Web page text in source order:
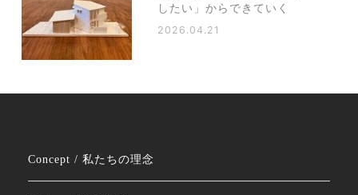
したい」からできていく
2026.04.21
Concept / 私たちの理念